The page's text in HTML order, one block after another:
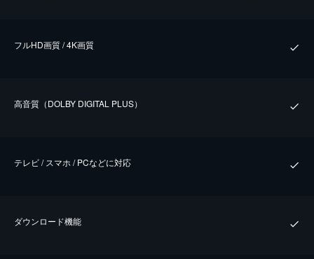
フルHD画質 / 4K画質
⾼⾳質（DOLBY DIGITAL PLUS）
テレビ / スマホ / PCなどに対応
ダウンロード機能